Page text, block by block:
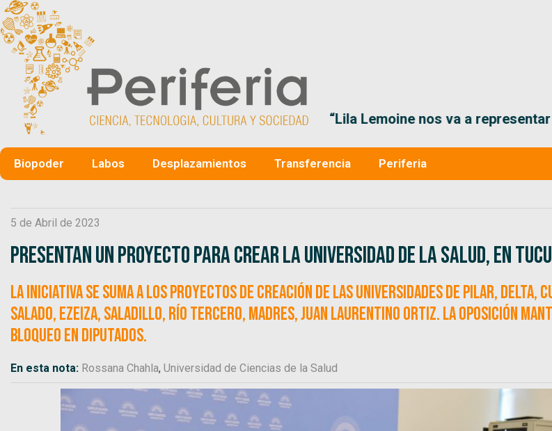
“Lila Lemoine nos va a
Biopoder Labos Desplazamientos Transferencia Periferia
5 de Abril de 2023
Presentan un proyecto para crear la Universidad de la Salud, en
La iniciativa se suma a los proyectos de creación de las universidades de Pilar, Delta,
Salado, Ezeiza, Saladillo, Río Tercero, Madres, Juan Laurentino Ortiz. La oposición
bloqueo en Diputados.
En esta nota: Rossana Chahla, Universidad de Ciencias de la Salud